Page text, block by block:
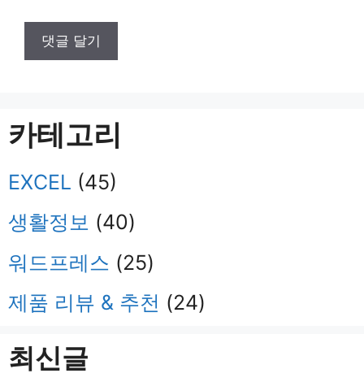
카테고리
EXCEL (45)
생활정보 (40)
워드프레스 (25)
제품 리뷰 & 추천 (24)
최신글